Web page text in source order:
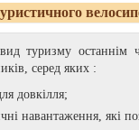
туризму останнім
серед яких :
довкілля;
навантаження, які